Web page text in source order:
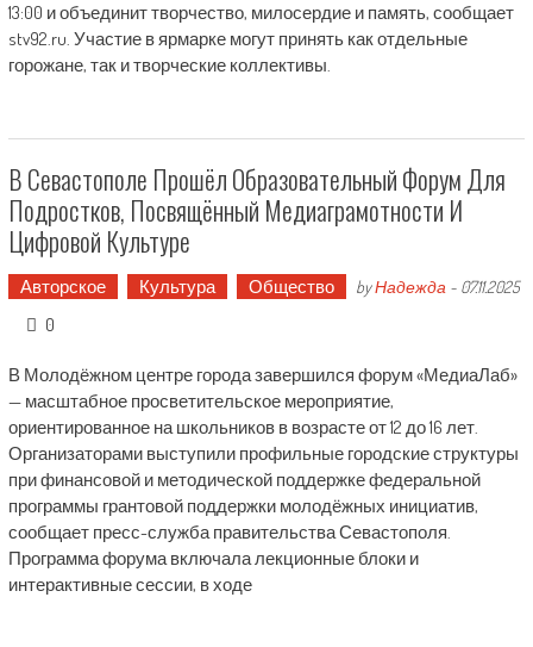
13:00 и объединит творчество, милосердие и память, сообщает
stv92.ru. Участие в ярмарке могут принять как отдельные
горожане, так и творческие коллективы.
В Севастополе Прошёл Образовательный Форум Для
Подростков, Посвящённый Медиаграмотности И
Цифровой Культуре
Авторское Культура Общество byНадежда - 07.11.2025
0
В Молодёжном центре города завершился форум «МедиаЛаб»
— масштабное просветительское мероприятие,
ориентированное на школьников в возрасте от 12 до 16 лет.
Организаторами выступили профильные городские структуры
при финансовой и методической поддержке федеральной
программы грантовой поддержки молодёжных инициатив,
сообщает пресс-служба правительства Севастополя.
Программа форума включала лекционные блоки и
интерактивные сессии, в ходе